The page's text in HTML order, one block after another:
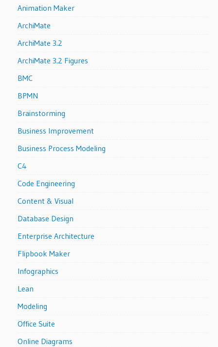
Animation Maker
ArchiMate
ArchiMate 3.2
ArchiMate 3.2 Figures
BMC
BPMN
Brainstorming
Business Improvement
Business Process Modeling
C4
Code Engineering
Content & Visual
Database Design
Enterprise Architecture
Flipbook Maker
Infographics
Lean
Modeling
Office Suite
Online Diagrams